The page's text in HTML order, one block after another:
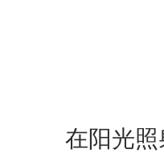
在阳光